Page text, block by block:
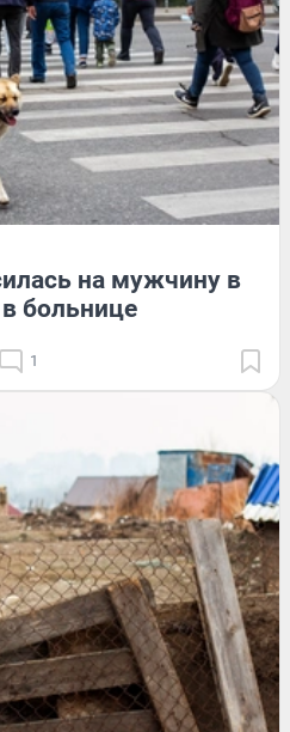
на мужчину в
больнице
1